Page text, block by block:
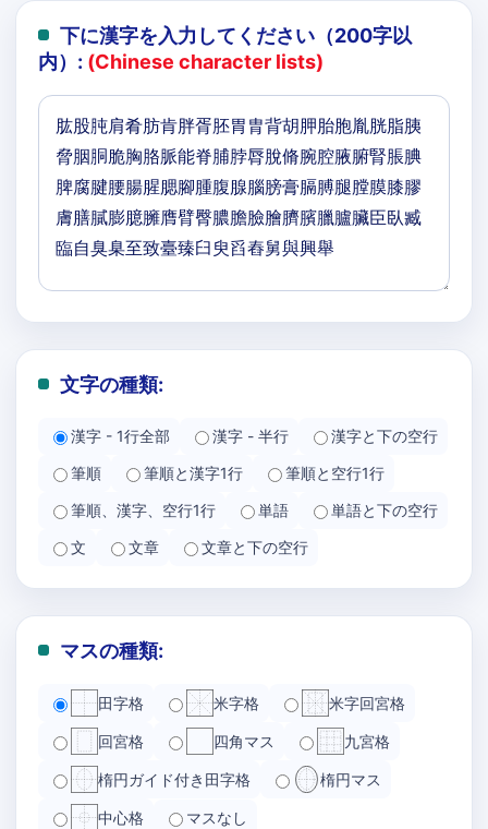
下に漢字を入力してください（200字以
内）: (Chinese character lists)
文字の種類:
漢字 - 1行全部 漢字 - 半行
漢字と下の空行
筆順
筆順と漢字1行
筆順と空行1行
筆順、漢字、空行1行
単語
単語と下の空行
文
文章 文章と下の空行
マスの種類:
田字格 米字格 米字回宮格
回宮格 四角マス 九宮格
楕円ガイド付き田字格 楕円マス
中心格 マスなし